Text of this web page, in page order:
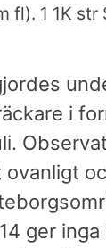
fl). 1 1K
i
ovanligt
ger